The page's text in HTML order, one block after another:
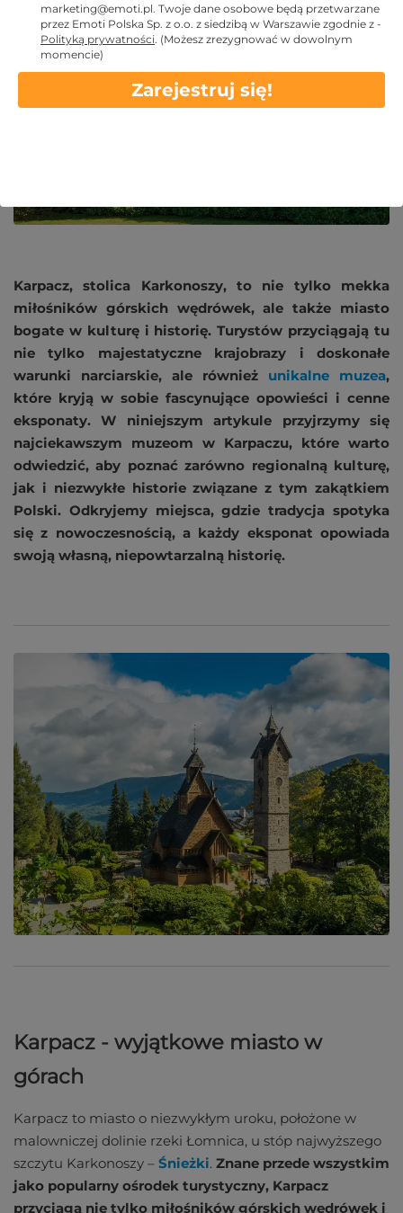
2024 SIE 5
Karpacz, stolica Karkonoszy, to nie tylko mekka
miłośników górskich wędrówek, ale także miasto
bogate w kulturę i historię. Turystów przyciągają tu
nie tylko majestatyczne krajobrazy i doskonałe
warunki narciarskie, ale również unikalne muzea,
które kryją w sobie fascynujące opowieści i cenne
eksponaty. W niniejszym artykule przyjrzymy się
najciekawszym muzeom w Karpaczu, które warto
odwiedzić, aby poznać zarówno regionalną kulturę,
jak i niezwykłe historie związane z tym zakątkiem
Polski. Odkryjemy miejsca, gdzie tradycja spotyka
się z nowoczesnością, a każdy eksponat opowiada
swoją własną, niepowtarzalną historię.
Karpacz - wyjątkowe miasto w
górach
Karpacz to miasto o niezwykłym uroku, położone w
malowniczej dolinie rzeki Łomnica, u stóp najwyższego
szczytu Karkonoszy – Śnieżki. Znane przede wszystkim
jako popularny ośrodek turystyczny, Karpacz
przyciąga nie tylko miłośników górskich wędrówek i
marketing@emoti.pl. Twoje dane osobowe będą przetwarzane
przez Emoti Polska Sp. z o.o. z siedzibą w Warszawie zgodnie z -
Polityką prywatności. (Możesz zrezygnować w dowolnym
momencie)
Zarejestruj się!